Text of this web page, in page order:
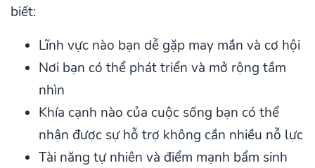
biết:
Lĩnh vực nào bạn dễ gặp may mắn và cơ hội
Nơi bạn có thể phát triển và mở rộng tầm
nhìn
Khía cạnh nào của cuộc sống bạn có thể
nhận được sự hỗ trợ không cần nhiều nỗ lực
Tài năng tự nhiên và điểm mạnh bẩm sinh